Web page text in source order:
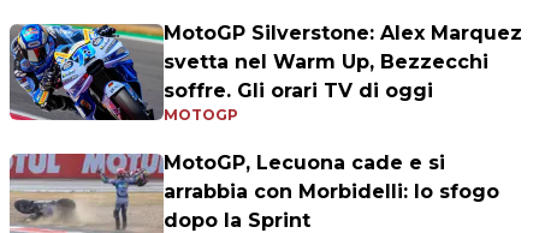
MotoGP Silverstone: Alex Marquez
svetta nel Warm Up, Bezzecchi
soffre. Gli orari TV di oggi
MOTOGP
MotoGP, Lecuona cade e si
arrabbia con Morbidelli: lo sfogo
dopo la Sprint